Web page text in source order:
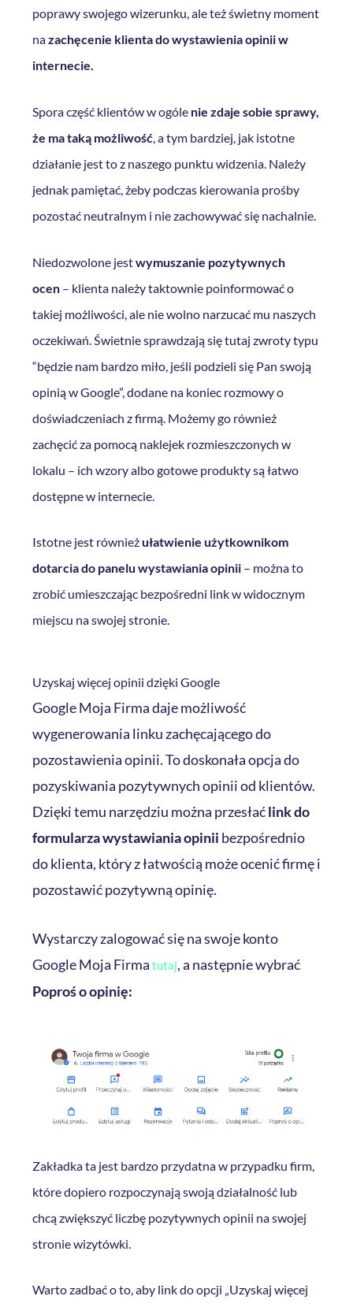
poprawy swojego wizerunku, ale też świetny moment
nazachęcenie klienta do wystawienia opinii w
internecie.
Spora część klientów w ogólenie zdaje sobie sprawy,
że ma taką możliwość, a tym bardziej, jak istotne
działanie jest to z naszego punktu widzenia. Należy
jednak pamiętać, żeby podczas kierowania prośby
pozostać neutralnym i nie zachowywać się nachalnie.
Niedozwolone jestwymuszanie pozytywnych
ocen– klienta należy taktownie poinformować o
takiej możliwości, ale nie wolno narzucać mu naszych
oczekiwań. Świetnie sprawdzają się tutaj zwroty typu
“będzie nam bardzo miło, jeśli podzieli się Pan swoją
opinią w Google”, dodane na koniec rozmowy o
doświadczeniach z firmą. Możemy go również
zachęcić za pomocą naklejek rozmieszczonych w
lokalu – ich wzory albo gotowe produkty są łatwo
dostępne w internecie.
Istotne jest równieżułatwienie użytkownikom
dotarcia do panelu wystawiania opinii– można to
zrobić umieszczając bezpośredni link w widocznym
miejscu na swojej stronie.
Uzyskaj więcej opinii dzięki Google
Google Moja Firma daje możliwość
wygenerowania linku zachęcającego do
pozostawienia opinii.To doskonała opcja do
pozyskiwania pozytywnych opinii od klientów.
Dzięki temu narzędziu można przesłaćlink do
formularza wystawiania opinii bezpośrednio
do klienta, który z łatwością może ocenić firmę i
pozostawić pozytywną opinię.
Wystarczy zalogować się na swoje konto
Google Moja Firma tutaj, a następnie wybrać
Poproś o opinię:
Zakładka ta jest bardzo przydatna w przypadku firm,
które dopiero rozpoczynają swoją działalność lub
chcą zwiększyć liczbę pozytywnych opinii na swojej
stronie wizytówki.
Warto zadbać o to, aby link do opcji „Uzyskaj więcej